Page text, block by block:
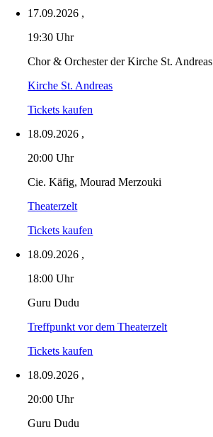
17.09.2026 ,
19:30 Uhr
Chor & Orchester der Kirche St. Andreas
Kirche St. Andreas
Tickets kaufen
18.09.2026 ,
20:00 Uhr
Cie. Käfig, Mourad Merzouki
Theaterzelt
Tickets kaufen
18.09.2026 ,
18:00 Uhr
Guru Dudu
Treffpunkt vor dem Theaterzelt
Tickets kaufen
18.09.2026 ,
20:00 Uhr
Guru Dudu